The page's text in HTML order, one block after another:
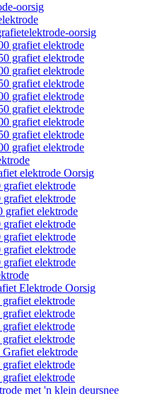
oorsig
oorsig
grafiet elektrode
grafiet elektrode
grafiet elektrode
grafiet elektrode
grafiet elektrode
grafiet elektrode
grafiet elektrode
grafiet elektrode
grafiet elektrode
elektrode Oorsig
grafiet elektrode
grafiet elektrode
grafiet elektrode
grafiet elektrode
grafiet elektrode
grafiet elektrode
grafiet elektrode
Elektrode Oorsig
grafiet elektrode
grafiet elektrode
grafiet elektrode
grafiet elektrode
Grafiet elektrode
grafiet elektrode
grafiet elektrode
met 'n klein deursnee